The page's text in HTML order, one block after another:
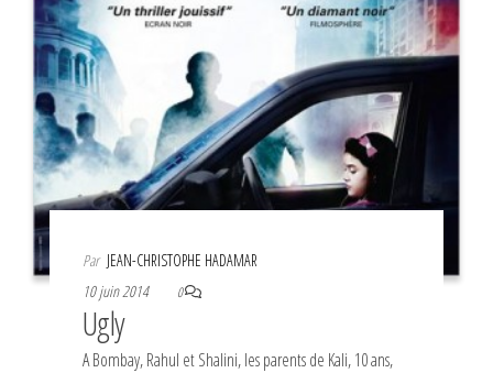
Par JEAN-CHRISTOPHE HADAMAR
10 juin 2014
0
Ugly
A Bombay, Rahul et Shalini, les parents de Kali, 10 ans,